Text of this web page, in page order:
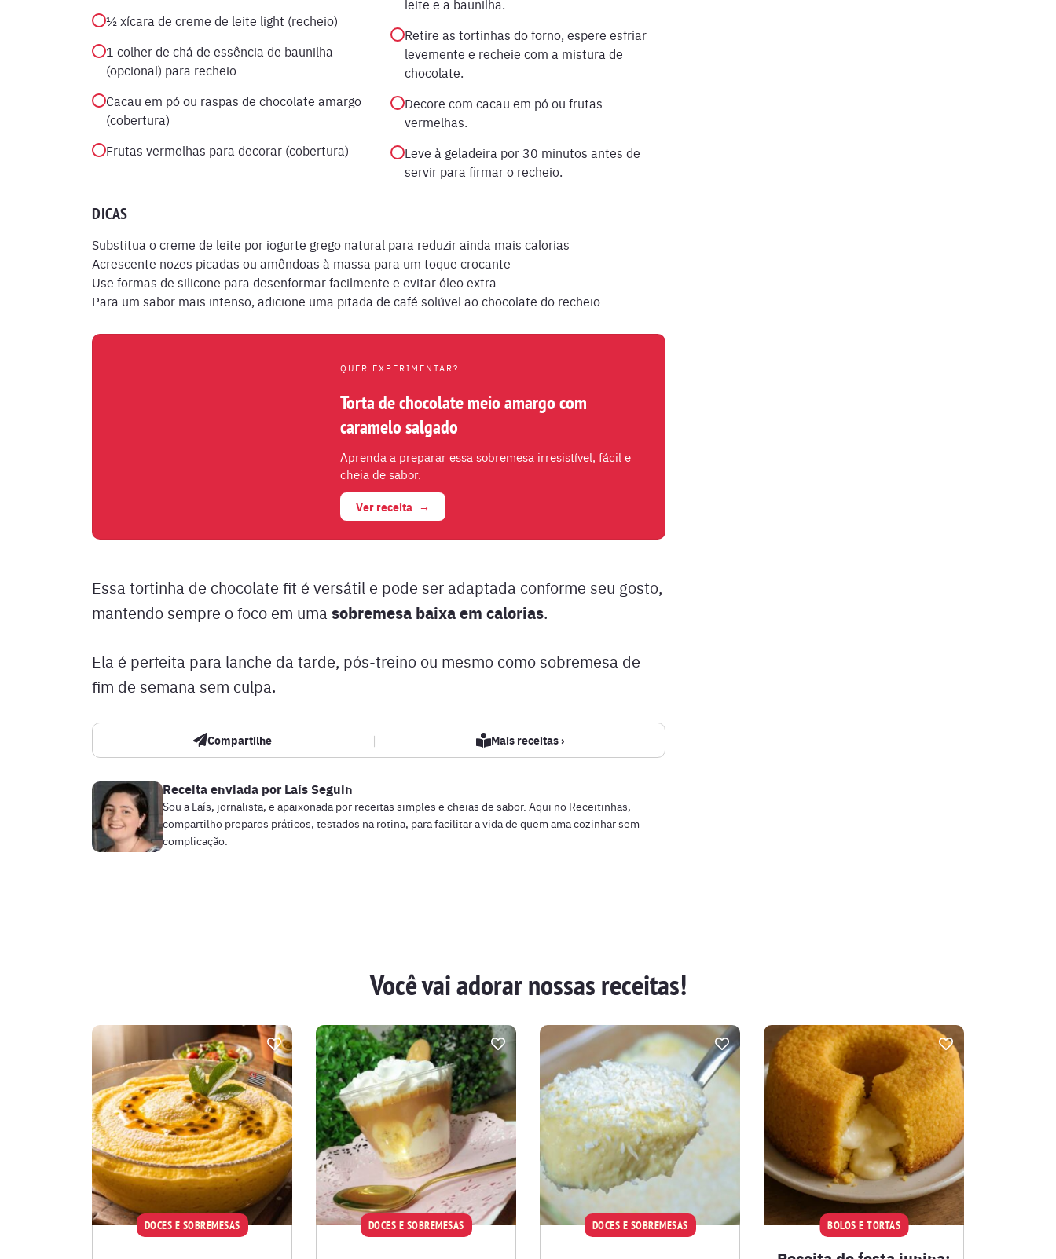
½ xícara de creme de leite light (recheio)
1 colher de chá de essência de baunilha
(opcional) para recheio
Cacau em pó ou raspas de chocolate amargo
(cobertura)
Frutas vermelhas para decorar (cobertura)
leite e a baunilha.
Retire as tortinhas do forno, espere esfriar
levemente e recheie com a mistura de
chocolate.
Decore com cacau em pó ou frutas
vermelhas.
Leve à geladeira por 30 minutos antes de
servir para firmar o recheio.
DICAS
Substitua o creme de leite por iogurte grego natural para reduzir ainda mais calorias
Acrescente nozes picadas ou amêndoas à massa para um toque crocante
Use formas de silicone para desenformar facilmente e evitar óleo extra
Para um sabor mais intenso, adicione uma pitada de café solúvel ao chocolate do recheio
QUER EXPERIMENTAR?
Torta de chocolate meio amargo com
caramelo salgado
Aprenda a preparar essa sobremesa irresistível, fácil e
cheia de sabor.
Ver receita
Essa tortinha de chocolate fit é versátil e pode ser adaptada conforme seu gosto,
mantendo sempre o foco em uma sobremesa baixa em calorias.
Ela é perfeita para lanche da tarde, pós-treino ou mesmo como sobremesa de
fim de semana sem culpa.
Compartilhe | Mais receitas ›
Receita enviada porLaís Seguin
Sou a Laís, jornalista, e apaixonada por receitas simples e cheias de sabor. Aqui no Receitinhas,
compartilho preparos práticos, testados na rotina, para facilitar a vida de quem ama cozinhar sem
complicação.
Você vai adorar nossas receitas!
DOCES E SOBREMESAS DOCES E SOBREMESAS DOCES E SOBREMESAS BOLOS E TORTAS